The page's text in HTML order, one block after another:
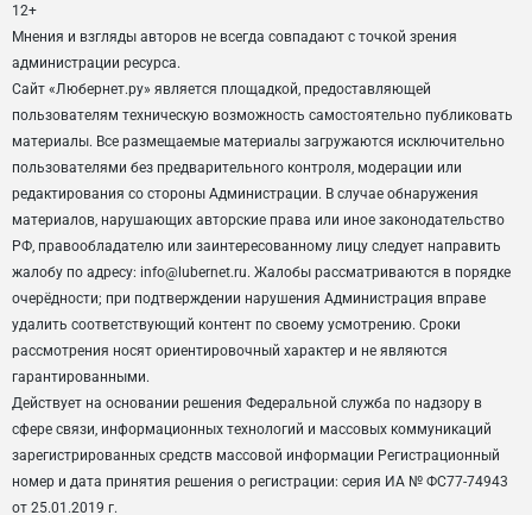
12+
Мнения и взгляды авторов не всегда совпадают с точкой зрения
администрации ресурса.
Сайт «Любернет.ру» является площадкой, предоставляющей
пользователям техническую возможность самостоятельно публиковать
материалы. Все размещаемые материалы загружаются исключительно
пользователями без предварительного контроля, модерации или
редактирования со стороны Администрации. В случае обнаружения
материалов, нарушающих авторские права или иное законодательство
РФ, правообладателю или заинтересованному лицу следует направить
жалобу по адресу: info@lubernet.ru. Жалобы рассматриваются в порядке
очерёдности; при подтверждении нарушения Администрация вправе
удалить соответствующий контент по своему усмотрению. Сроки
рассмотрения носят ориентировочный характер и не являются
гарантированными.
Действует на основании решения Федеральной служба по надзору в
сфере связи, информационных технологий и массовых коммуникаций
зарегистрированных средств массовой информации Регистрационный
номер и дата принятия решения о регистрации: серия ИА № ФС77-74943
от 25.01.2019 г.